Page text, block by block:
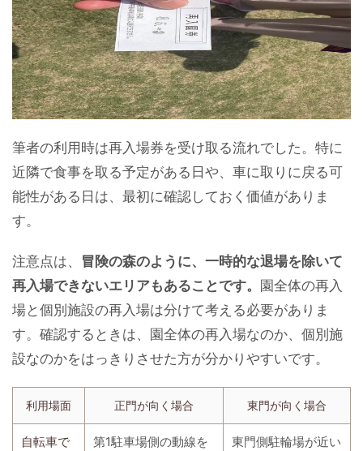
筆者の利用時は再入場券を受け取る流れでした。特に
近隣で食事を取る予定がある日や、車に取りに戻る可
能性がある日は、最初に確認しておく価値がありま
す。
注意点は、 冒険の森のように、一時的な退場を除いて
再入場できないエリアもあることです。 園全体の再入
場と個別施設の再入場は分けて考える必要がありま
す。確認するときは、園全体の再入場なのか、個別施
設なのかをはっきりさせた方が分かりやすいです。
利用場面 正門が向く場合 東門が向く場合
自転車で
第1駐車場側の動線を
東門側駐輪場が近い